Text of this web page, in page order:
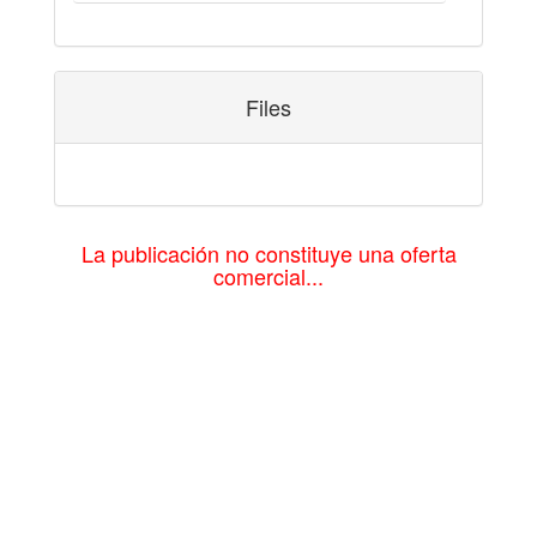
Files
La publicación no constituye una oferta
comercial...